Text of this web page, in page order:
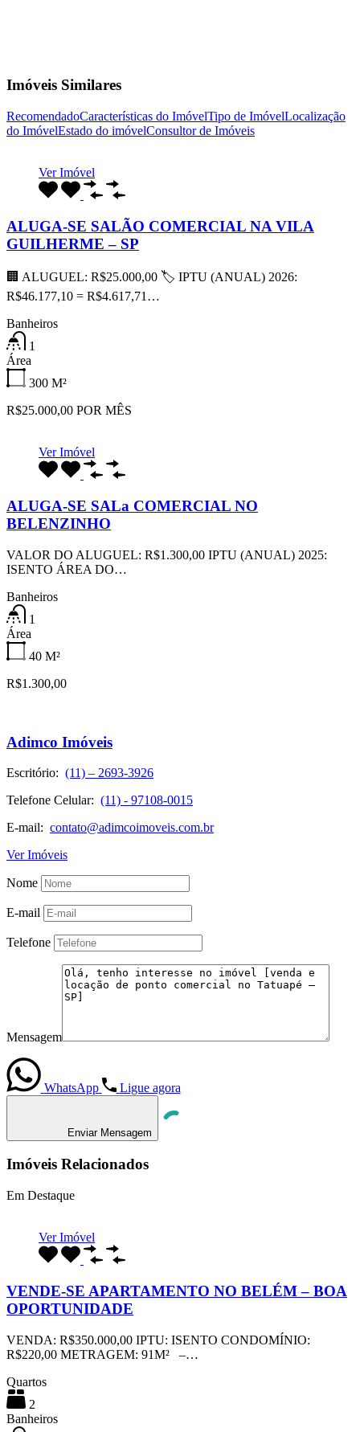
Imóveis Similares
RecomendadoCaracterísticas do ImóvelTipo de ImóvelLocalização
do ImóvelEstado do imóvelConsultor de Imóveis
Ver Imóvel
ALUGA-SE SALÃO COMERCIAL NA VILA
GUILHERME – SP
🏢 ALUGUEL: R$25.000,00 🏷 IPTU (ANUAL) 2026:
R$46.177,10 = R$4.617,71…
Banheiros
1
Área
300 M²
R$25.000,00 POR MÊS
Ver Imóvel
ALUGA-SE SALa COMERCIAL NO
BELENZINHO
VALOR DO ALUGUEL: R$1.300,00 IPTU (ANUAL) 2025:
ISENTO ÁREA DO…
Banheiros
1
Área
40 M²
R$1.300,00
Adimco Imóveis
Escritório: (11) – 2693-3926
Telefone Celular: (11) - 97108-0015
E-mail: contato@adimcoimoveis.com.br
Ver Imóveis
Nome
E-mail
Telefone
Mensagem
WhatsApp Ligue agora
Enviar Mensagem
Imóveis Relacionados
Em Destaque
Ver Imóvel
VENDE-SE APARTAMENTO NO BELÉM – BOA
OPORTUNIDADE
VENDA: R$350.000,00 IPTU: ISENTO CONDOMÍNIO:
R$220,00 METRAGEM: 91M² –…
Quartos
2
Banheiros